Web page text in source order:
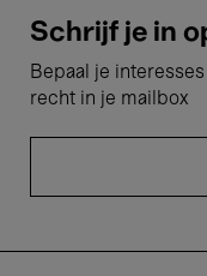
Schrijf je in
Bepaal je
recht in je mailbox